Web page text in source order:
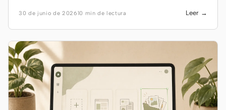
30 de junio de 202610 min de lectura Leer →